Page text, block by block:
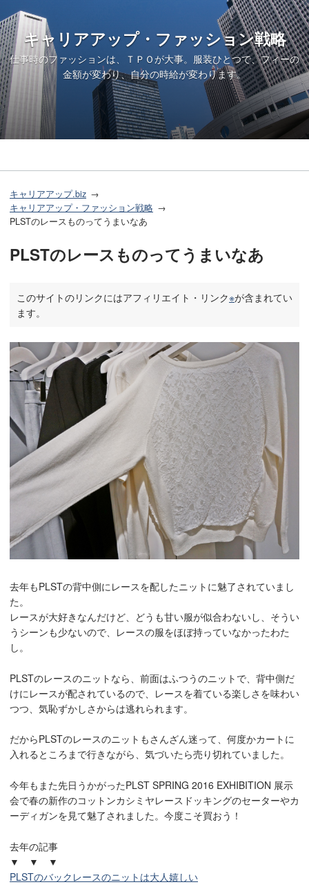
キャリアアップ・ファッション戦略
仕事時のファッションは、ＴＰＯが大事。服装ひとつで、フィーの
金額が変わり、自分の時給が変わります。
キャリアアップ.biz
キャリアアップ・ファッション戦略
PLSTのレースものってうまいなあ
PLSTのレースものってうまいなあ
このサイトのリンクにはアフィリエイト・リンク※が含まれてい
ます。
去年もPLSTの背中側にレースを配したニットに魅了されていまし
た。
レースが大好きなんだけど、どうも甘い服が似合わないし、そうい
うシーンも少ないので、レースの服をほぼ持っていなかったわた
し。
PLSTのレースのニットなら、前面はふつうのニットで、背中側だ
けにレースが配されているので、レースを着ている楽しさを味わい
つつ、気恥ずかしさからは逃れられます。
だからPLSTのレースのニットもさんざん迷って、何度かカートに
入れるところまで行きながら、気づいたら売り切れていました。
今年もまた先日うかがったPLST SPRING 2016 EXHIBITION 展示
会で春の新作のコットンカシミヤレースドッキングのセーターやカ
ーディガンを見て魅了されました。今度こそ買おう！
去年の記事
▼ ▼ ▼
PLSTのバックレースのニットは大人嬉しい